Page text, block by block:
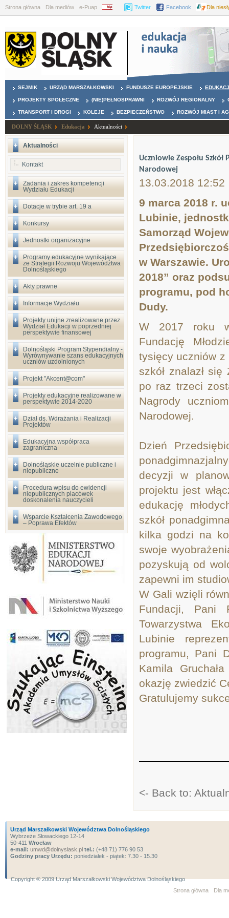
Strona główna Dla mediów e-Puap BIP Twitter Facebook Dla
SEJMIK URZĄD MARSZAŁKOWSKI FUNDUSZE EUROPEJSKIE
PROJEKTY SPOŁECZNE (NIE)PEŁNOSPRAWNI ROZWÓJ REGIONALNY
TRANSPORT I DROGI KOLEJE BEZPIECZEŃSTWO ROZWÓJ MIAST I
DOLNY ŚLĄSK Edukacja Aktualności
Aktualności
Kontakt
Zadania i zakres kompetencji
Wydziału Edukacji
Dotacje w trybie art. 19 a
Konkursy
Jednostki organizacyjne
Programy edukacyjne wynikające
ze Strategii Rozwoju Województwa
Dolnośląskiego
Akty prawne
Informacje Wydziału
Projekty unijne zrealizowane przez
Wydział Edukacji w poprzedniej
perspektywie finansowej
Dolnośląski Program Stypendialny -
Wyrównywanie szans edukacyjnych
uczniów uzdolnionych
Projekt "Akcent@com"
Projekty edukacyjne realizowane w
perspektywie 2014-2020
Dział ds. Wdrażania i Realizacji
Projektów
Edukacyjna współpraca
zagraniczna
Dolnośląskie uczelnie publiczne i
niepubliczne
Procedura wpisu do ewidencji
niepublicznych placówek
doskonalenia nauczycieli
Wsparcie Kształcenia Zawodowego
– Poprawa Efektów
Uczniowie Zespołu
Narodowej
13.03.2018 12:52
9 marca 2018 r.
Lubinie,
Samorząd
w Warszawie.
2018” oraz
programu, pod
Dudy.
W 2017 roku w
Fundację
tysięcy uczniów z
szkół znalazł
po raz trzeci
Nagrody
Narodowej.
Dzień
decyzji w
projektu jest
edukację
szkół
kilka godzi na
swoje
pozyskują od
zapewni im
W Gali wzięli
Fundacji, Pani
Towarzystwa
Lubinie
programu, Pani
Kamila
okazję zwiedzić
Gratulujemy
<- Back to:
Urząd Marszałkowski Województwa Dolnośląskiego
Wybrzeże Słowackiego 12-14
50-411 Wrocław
e-mail: umwd@dolnyslask.pl tel.: (+48 71) 776 90 53
Godziny pracy Urzędu: poniedziałek - piątek: 7.30 - 15.30
Copyright ® 2009 Urząd Marszałkowski Województwa Dolnośląskiego
Strona główna
Dla